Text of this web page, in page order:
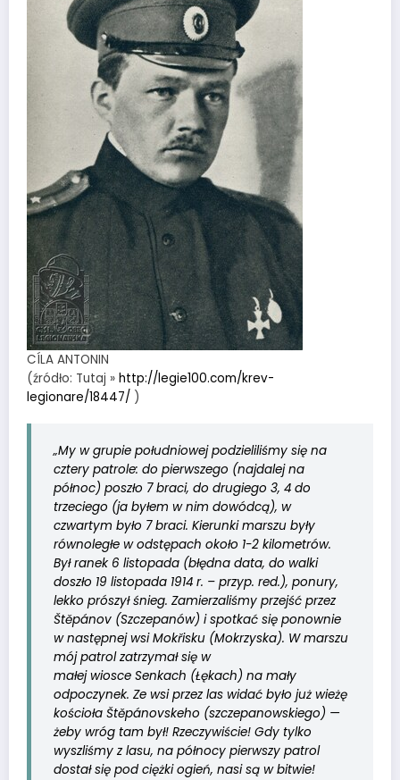
CÍLA ANTONIN
(źródło: Tutaj » http://legie100.com/krev-
legionare/18447/ )
„My w grupie południowej podzieliliśmy się na
cztery patrole: do pierwszego (najdalej na
północ) poszło 7 braci, do drugiego 3, 4 do
trzeciego (ja byłem w nim dowódcą), w
czwartym było 7 braci. Kierunki marszu były
równoległe w odstępach około 1-2 kilometrów.
Był ranek 6 listopada (błędna data, do walki
doszło 19 listopada 1914 r. – przyp. red.), ponury,
lekko prószył śnieg. Zamierzaliśmy przejść przez
Štěpánov (Szczepanów) i spotkać się ponownie
w następnej wsi Mokřisku (Mokrzyska). W marszu
mój patrol zatrzymał się w
małej wiosce Senkach (Łękach) na mały
odpoczynek. Ze wsi przez las widać było już wieżę
kościoła Štěpánovskeho (szczepanowskiego) —
żeby wróg tam był! Rzeczywiście! Gdy tylko
wyszliśmy z lasu, na północy pierwszy patrol
dostał się pod ciężki ogień, nasi są w bitwie!